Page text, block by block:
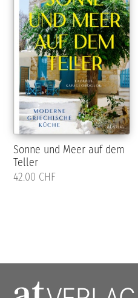
Sonne und Meer auf dem
Teller
42.00 CHF